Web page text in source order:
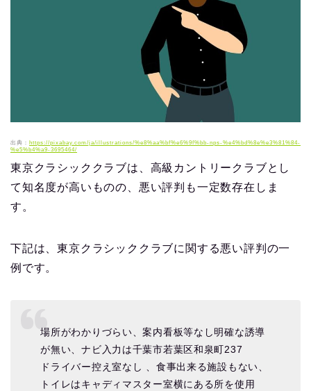
出典： https://pixabay.com/ja/illustrations/%e8%aa%bf%e6%9f%bb-nps-%e4%bd%8e%e3%81%84-
%e5%b4%a9-3695464/
東京クラシッククラブは、高級カントリークラブとし
て知名度が高いものの、悪い評判も一定数存在しま
す。
下記は、東京クラシッククラブに関する悪い評判の一
例です。
場所がわかりづらい、案内看板等なし明確な誘導
が無い、ナビ入力は千葉市若葉区和泉町237
ドライバー控え室なし 、食事出来る施設もない、
トイレはキャディマスター室横にある所を使用